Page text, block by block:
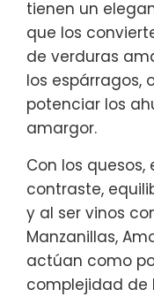
tienen un
que los
de verduras
los espárragos,
potenciar los
amargor.
Con los
contraste,
y al ser vinos
Manzanillas,
actúan como
complejidad de